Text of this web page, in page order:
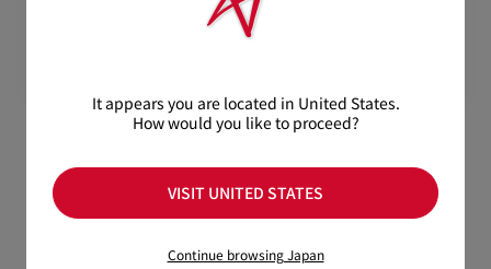
Bettina
コンパクトウォレット - カーフレザー - ブラック
It appears you are located in United States.
How would you like to proceed?
VISIT UNITED STATES
Continue browsing Japan